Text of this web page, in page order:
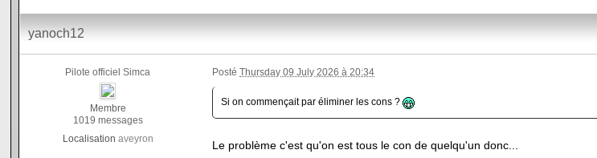
yanoch12
Pilote officiel Simca
Membre
1019 messages
Localisation aveyron
PostéThursday 09 July 2026 à 20:34
Si on commençait par éliminer les cons ?
Le problème c'est qu'on est tous le con de quelqu'un donc...